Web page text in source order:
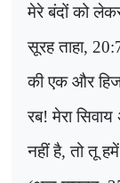
मेरे बंदों को
सूरह ताहा,
की एक और
रब! मेरा
नहीं है,तो तू